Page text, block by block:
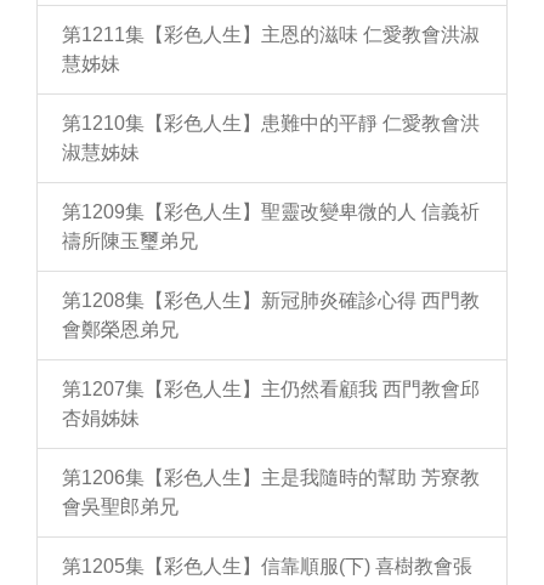
第1211集【彩色人生】主恩的滋味 仁愛教會洪淑
慧姊妹
第1210集【彩色人生】患難中的平靜 仁愛教會洪
淑慧姊妹
第1209集【彩色人生】聖靈改變卑微的人 信義祈
禱所陳玉璽弟兄
第1208集【彩色人生】新冠肺炎確診心得 西門教
會鄭榮恩弟兄
第1207集【彩色人生】主仍然看顧我 西門教會邱
杏娟姊妹
第1206集【彩色人生】主是我隨時的幫助 芳寮教
會吳聖郎弟兄
第1205集【彩色人生】信靠順服(下) 喜樹教會張